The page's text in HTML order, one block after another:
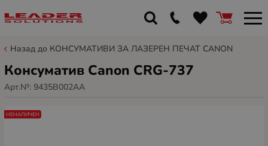
Назад до КОНСУМАТИВИ ЗА ЛАЗЕРЕН ПЕЧАТ CANON
Консуматив Canon CRG-737
Арт.№: 9435B002AA
НЕНАЛИЧЕН